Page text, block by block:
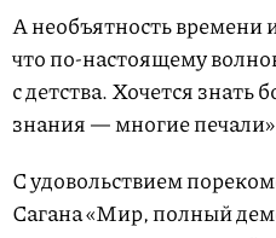
А необъятность времени
что по-настоящему
с детства. Хочется
знания — многие
С удовольствием
Сагана «Мир, полный